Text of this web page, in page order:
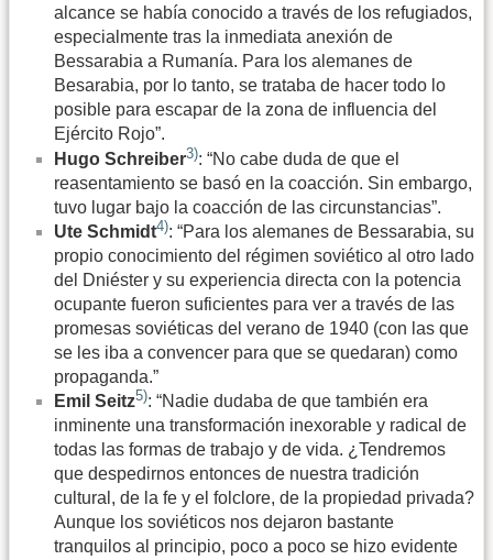
alcance se había conocido a través de los refugiados,
especialmente tras la inmediata anexión de
Bessarabia a Rumanía. Para los alemanes de
Besarabia, por lo tanto, se trataba de hacer todo lo
posible para escapar de la zona de influencia del
Ejército Rojo”.
Hugo Schreiber3): “No cabe duda de que el
reasentamiento se basó en la coacción. Sin embargo,
tuvo lugar bajo la coacción de las circunstancias”.
Ute Schmidt4): “Para los alemanes de Bessarabia, su
propio conocimiento del régimen soviético al otro lado
del Dniéster y su experiencia directa con la potencia
ocupante fueron suficientes para ver a través de las
promesas soviéticas del verano de 1940 (con las que
se les iba a convencer para que se quedaran) como
propaganda.”
Emil Seitz5): “Nadie dudaba de que también era
inminente una transformación inexorable y radical de
todas las formas de trabajo y de vida. ¿Tendremos
que despedirnos entonces de nuestra tradición
cultural, de la fe y el folclore, de la propiedad privada?
Aunque los soviéticos nos dejaron bastante
tranquilos al principio, poco a poco se hizo evidente